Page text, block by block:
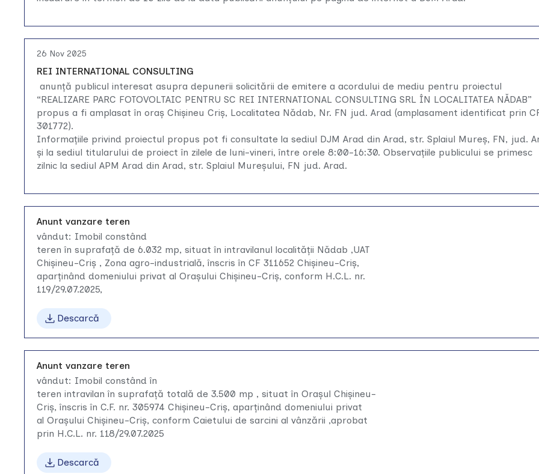
26 Nov 2025
REI INTERNATIONAL CONSULTING
anunță publicul interesat asupra depunerii solicitării de emitere a acordului de mediu pentru proiectul
“REALIZARE PARC FOTOVOLTAIC PENTRU SC REI INTERNATIONAL CONSULTING SRL ÎN LOCALITATEA NĂDAB”
propus a fi amplasat în oraș Chișineu Criș, Localitatea Nădab, Nr. FN jud. Arad (amplasament identificat prin
301772).
Informațiile privind proiectul propus pot fi consultate la sediul DJM Arad din Arad, str. Splaiul Mureș, FN, jud.
și la sediul titularului de proiect în zilele de luni-vineri, între orele 8:00-16:30. Observațiile publicului se primesc
zilnic la sediul APM Arad din Arad, str. Splaiul Mureșului, FN jud. Arad.
Anunt vanzare teren
vândut: Imobil constând
teren în suprafaţă de 6.032 mp, situat în intravilanul localității Nădab ,UAT
Chişineu-Criş , Zona agro-industrială, înscris în CF 311652 Chişineu-Criş,
aparţinând domeniului privat al Oraşului Chişineu-Criş, conform H.C.L. nr.
119/29.07.2025,
Descarcă
Anunt vanzare teren
vândut: Imobil constând în
teren intravilan în suprafață totală de 3.500 mp , situat în Orașul Chișineu-
Criș, înscris în C.F. nr. 305974 Chișineu-Criș, aparținând domeniului privat
al Orașului Chișineu-Criș, conform Caietului de sarcini al vânzării ,aprobat
prin H.C.L. nr. 118/29.07.2025
Descarcă